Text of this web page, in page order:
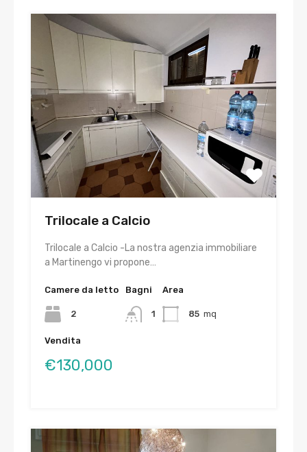
Trilocale a Calcio
Trilocale a Calcio -La nostra agenzia immobiliare
a Martinengo vi propone…
Camere da letto
2
Bagni
1
Area
85 mq
Vendita
€130,000